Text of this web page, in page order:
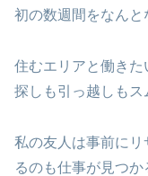
初の数週間をなんと
住むエリアと働き
探しも引っ越しもス
私の友人は事前にリ
るのも仕事が見つ